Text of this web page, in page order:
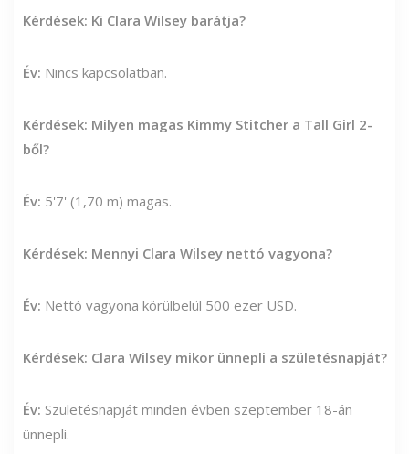
Kérdések: Ki Clara Wilsey barátja?
Év: Nincs kapcsolatban.
Kérdések: Milyen magas Kimmy Stitcher a Tall Girl 2-
ből?
Év: 5'7' (1,70 m) magas.
Kérdések: Mennyi Clara Wilsey nettó vagyona?
Év: Nettó vagyona körülbelül 500 ezer USD.
Kérdések: Clara Wilsey mikor ünnepli a születésnapját?
Év: Születésnapját minden évben szeptember 18-án
ünnepli.